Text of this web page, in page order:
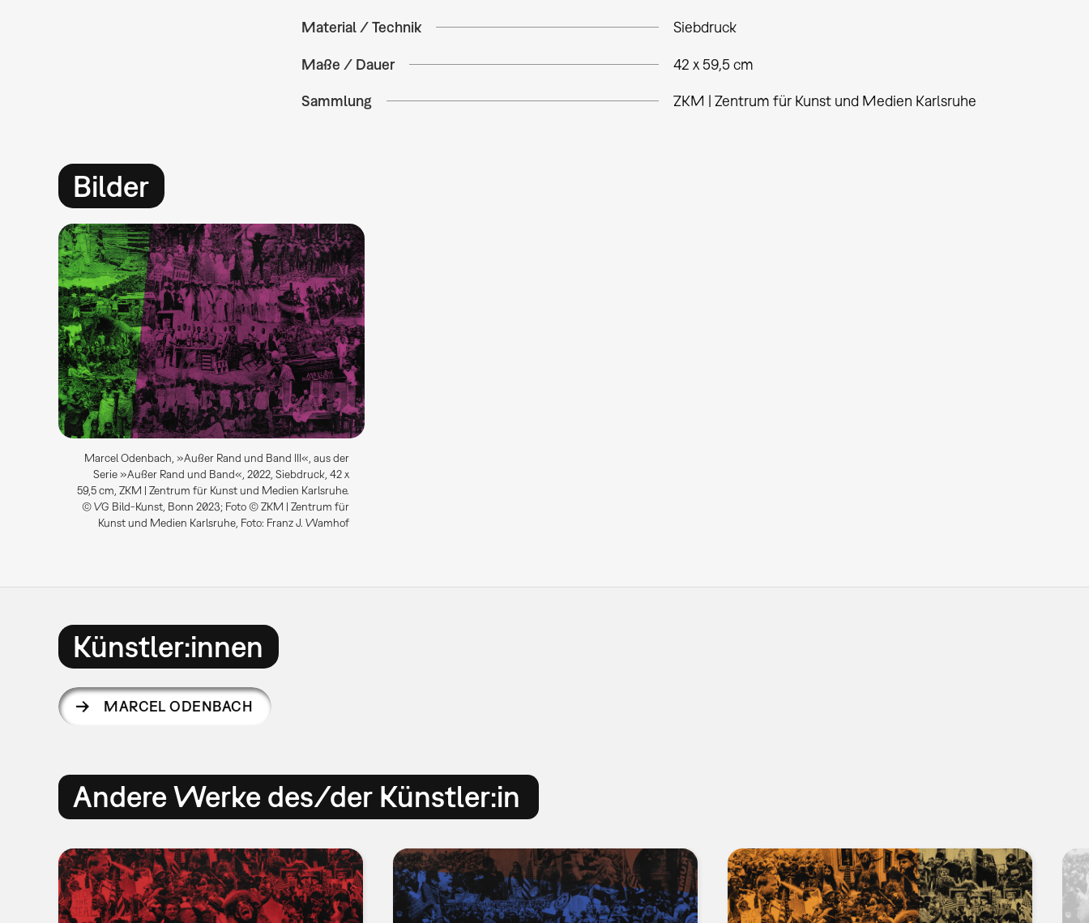
Material / Technik Siebdruck
Maße / Dauer 42 x 59,5 cm
Sammlung ZKM | Zentrum für Kunst und Medien Karlsruhe
Bilder
Marcel Odenbach, »Außer Rand und Band III«, aus der
Serie »Außer Rand und Band«, 2022, Siebdruck, 42 x
59,5 cm, ZKM | Zentrum für Kunst und Medien Karlsruhe.
© VG Bild-Kunst, Bonn 2023; Foto © ZKM | Zentrum für
Kunst und Medien Karlsruhe, Foto: Franz J. Wamhof
Künstler:innen
MARCEL ODENBACH
Andere Werke des/der Künstler:in